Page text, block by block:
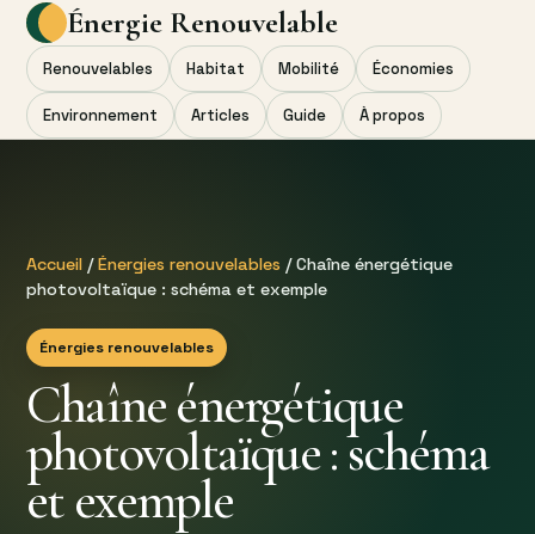
Énergie Renouvelable
Renouvelables Habitat Mobilité Économies
Environnement Articles Guide À propos
Accueil /Énergies renouvelables / Chaîne énergétique
photovoltaïque : schéma et exemple
Énergies renouvelables
Chaîne énergétique
photovoltaïque : schéma
et exemple